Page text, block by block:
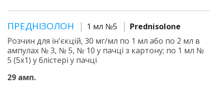
ПРЕДНІЗОЛОН 1 мл №5
Prednisolone
Розчин для ін'єкцій, 30 мг/мл по 1 мл або по 2 мл в
ампулах № 3, № 5, № 10 у пачці з картону; по 1 мл №
5 (5х1) у блістері у пачці
29 амп.